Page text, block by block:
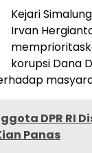
Kejari
Irvan
korupsi Dana
DPR RI
Panas